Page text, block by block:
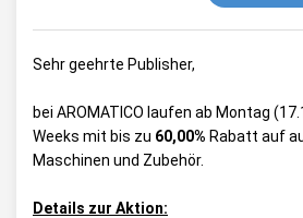
Sehr geehrte Publisher,
bei AROMATICO laufen ab Montag
Weeks mit bis zu 60,00% Rabatt auf
Maschinen und Zubehör.
Details zur Aktion: